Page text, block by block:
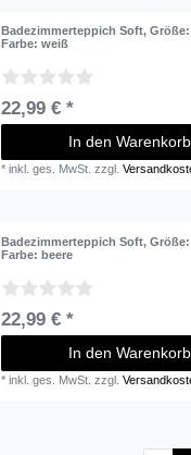
Badezimmerteppich Soft,
Farbe: weiß
22,99 € *
In den Warenkorb
*inkl. ges. MwSt. zzgl.
Badezimmerteppich Soft,
Farbe: beere
22,99 € *
In den Warenkorb
*inkl. ges. MwSt. zzgl.